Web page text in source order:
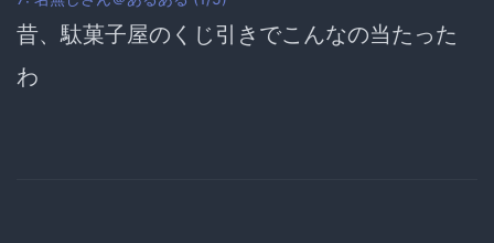
昔、駄菓子屋のくじ引きでこんなの当たった
わ